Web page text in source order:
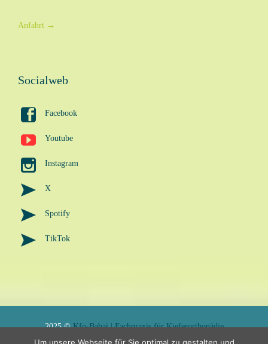
Anfahrt →
Socialweb
 Facebook
 Youtube
 Instagram
 X
 Spotify
 TikTok
2025 ©Kfo-Babai | Fachpraxis für Kieferorthopädie